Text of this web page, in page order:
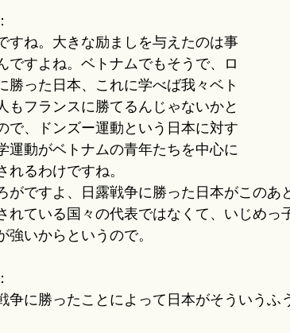
すね。大きな励ましを与えたのは事
ですよね。ベトナムでもそうで、ロ
勝った日本、これに学べば我々ベト
もフランスに勝てるんじゃないかと
で、ドンズー運動という日本に対す
運動がベトナムの青年たちを中心に
れるわけですね。
がですよ、日露戦争に勝った日本がこの
れている国々の代表ではなくて、いじめ
強いからというので。
争に勝ったことによって日本がそういうふ